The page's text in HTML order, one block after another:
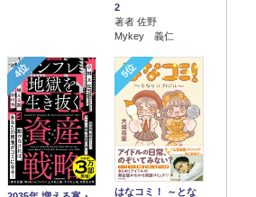
2
著者 佐野
Mykey 義仁
4位 5位
はなコミ！ ～とな